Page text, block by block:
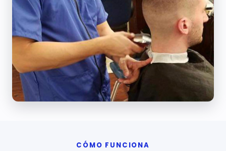
CÓMO FUNCIONA